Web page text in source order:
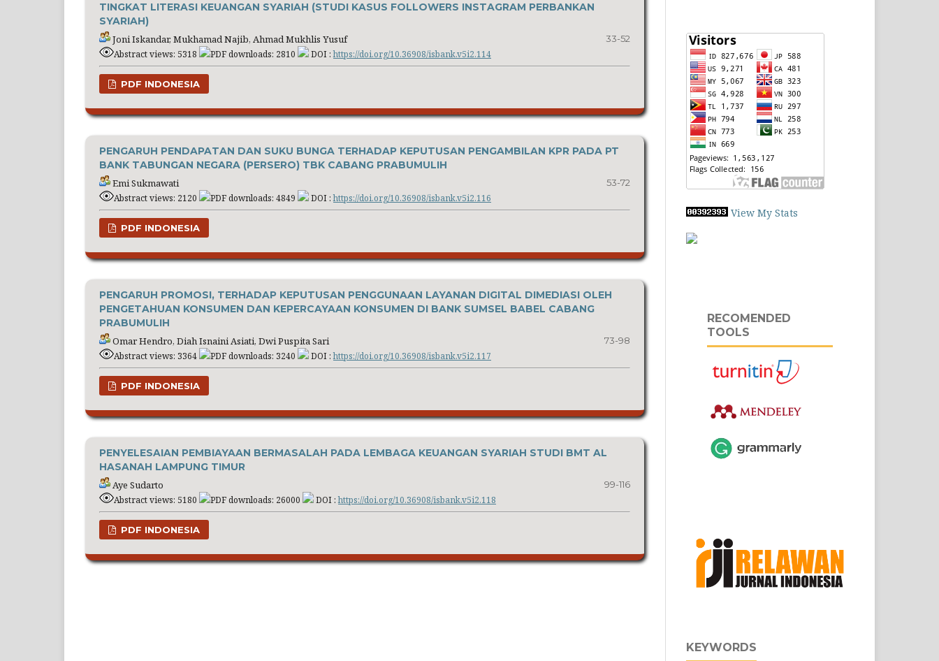
TINGKAT LITERASI KEUANGAN SYARIAH (STUDI KASUS FOLLOWERS INSTAGRAM PERBANKAN
SYARIAH)
Joni Iskandar, Mukhamad Najib, Ahmad Mukhlis Yusuf
33-52
Abstract views: 5318 PDF downloads: 2810 DOI :https://doi.org/10.36908/isbank.v5i2.114
PDF INDONESIA
PENGARUH PENDAPATAN DAN SUKU BUNGA TERHADAP KEPUTUSAN PENGAMBILAN KPR PADA PT
BANK TABUNGAN NEGARA (PERSERO) TBK CABANG PRABUMULIH
Emi Sukmawati
53-72
Abstract views: 2120 PDF downloads: 4849 DOI :https://doi.org/10.36908/isbank.v5i2.116
PDF INDONESIA
PENGARUH PROMOSI, TERHADAP KEPUTUSAN PENGGUNAAN LAYANAN DIGITAL DIMEDIASI OLEH
PENGETAHUAN KONSUMEN DAN KEPERCAYAAN KONSUMEN DI BANK SUMSEL BABEL CABANG
PRABUMULIH
Omar Hendro, Diah Isnaini Asiati, Dwi Puspita Sari
73-98
Abstract views: 3364 PDF downloads: 3240 DOI :https://doi.org/10.36908/isbank.v5i2.117
PDF INDONESIA
PENYELESAIAN PEMBIAYAAN BERMASALAH PADA LEMBAGA KEUANGAN SYARIAH STUDI BMT AL
HASANAH LAMPUNG TIMUR
Aye Sudarto
99-116
Abstract views: 5180 PDF downloads: 26000 DOI :https://doi.org/10.36908/isbank.v5i2.118
PDF INDONESIA
View My Stats
RECOMENDED
TOOLS
KEYWORDS